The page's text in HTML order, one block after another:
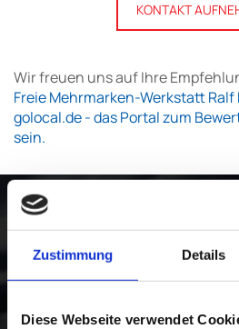
Zustimmung Details
Diese Webseite verwendet
KONTAKT
Wir freuen uns auf Ihre
Freie Mehrmarken-Werkstatt Ralf
golocal.de - das Portal zum
sein.